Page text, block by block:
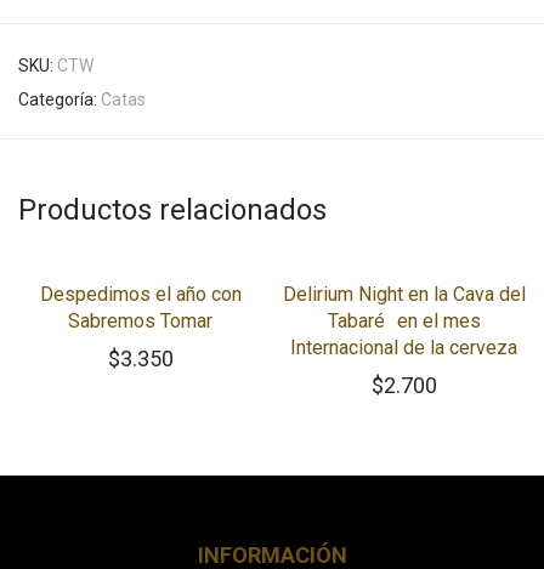
SKU: CTW
Categoría: Catas
Productos relacionados
Despedimos el año con
Sabremos Tomar
$3.350
Delirium Night en la Cava del
Tabaré en el mes
Internacional de la cerveza
$2.700
INFORMACIÓN